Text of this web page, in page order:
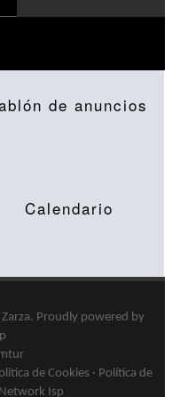
de anuncios
Calendario
. Proudly powered by
de Cookies · Política de
Network Isp